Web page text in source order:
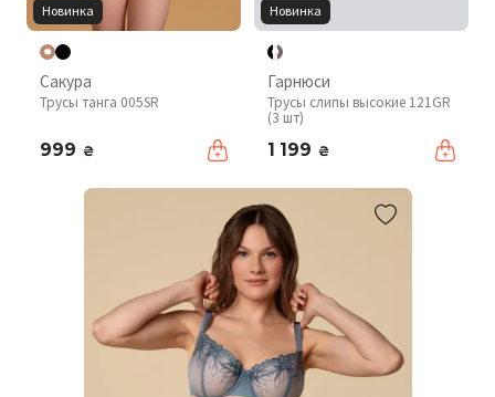
Новинка
Сакура
Трусы танга 005SR
999 ₴
Новинка
Гарнюси
Трусы слипы высокие 121GR
(3 шт)
1 199 ₴